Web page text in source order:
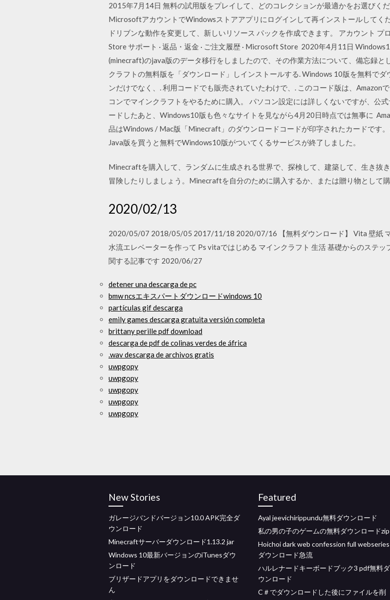
2015年7月14日 無料の試用版をプレイして、どのコレクションが最適かをお選びく
MicrosoftアカウントでWindowsストアアプリにログインして再インストールしてく
ドリブンな動作を変更して、新しいリソース パックを作成できます。 アカウント プ
Store サポート · 返品・返金 · ご注文履歴 · Microsoft Store 2020年4月11日
(minecraft)のjava版のデータ移行をしましたので、その作業方法について、備忘録
クラフトの無料版を「ダウンロード」しインストールする. Windows 10版を無料で
ンだけでなく、. 利用コードでも販売されていたわけで、. このコード版は、Amazon
コンでマインクラフトをやるために購入。 パソコン設定には詳しくないですが、公
ードしたあと、Windows10版も色々なサイトを見ながら4月20日時点では無事に
品はWindows / Mac版「Minecraft」のダウンロードコードが印字されたカードです
Java版を買うと無料でWindows10版がついてくるサービスが終了しました。
Minecraftを購入して、ランダムに生成される世界で、探検して、建築して、生き抜
冒険したりしましょう。Minecraftを自分のために購入するか、または贈り物として購
2020/02/13
2020/05/07 2018/05/05 2017/11/18 2020/07/16 【無料ダウンロード】 Vita 壁紙
水流エレベーターを作って Ps vitaではじめる マインクラフト 生活 基礎からのステ
関する記事です 2020/06/27
detener una descarga de pc
bmw ncsエキスパートダウンロードwindows 10
partículas gif descarga
emily games descarga gratuita versión completa
brittany perille pdf download
descarga de pdf de colinas verdes de áfrica
.wav descarga de archivos gratis
uwpgopy
uwpgopy
uwpgopy
uwpgopy
uwpgopy
New Stories
ガレージバンドバージョン10.0 APK完全ダ
ウンロード
Minecraftサーバーダウンロード1.13.2 jar
Windows 10最新バージョンのiTunesダウ
ンロード
ブリザードアプリをダウンロードできませ
ん
Featured
Ayal jeevichirippundu無料ダウンロード
私の男の子のゲームの無料ダウンロードzip
Hoichoi dark web confession full webseries
ダウンロード急流
ハルレナードキーボードブック3 pdf無料ダ
ウンロード
C＃でダウンロードした後にファイルを削